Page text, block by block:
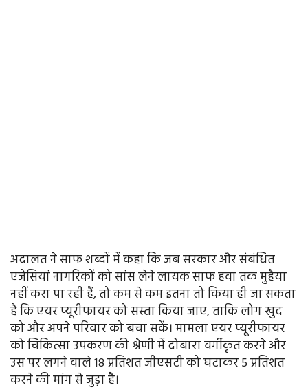
अदालत ने साफ शब्दों में कहा कि जब सरकार और संबंधित
एजेंसियां नागरिकों को सांस लेने लायक साफ हवा तक मुहैया
नहीं करा पा रही हैं, तो कम से कम इतना तो किया ही जा सकता
है कि एयर प्यूरीफायर को सस्ता किया जाए, ताकि लोग खुद
को और अपने परिवार को बचा सकें। मामला एयर प्यूरीफायर
को चिकित्सा उपकरण की श्रेणी में दोबारा वर्गीकृत करने और
उस पर लगने वाले 18 प्रतिशत जीएसटी को घटाकर 5 प्रतिशत
करने की मांग से जुड़ा है।